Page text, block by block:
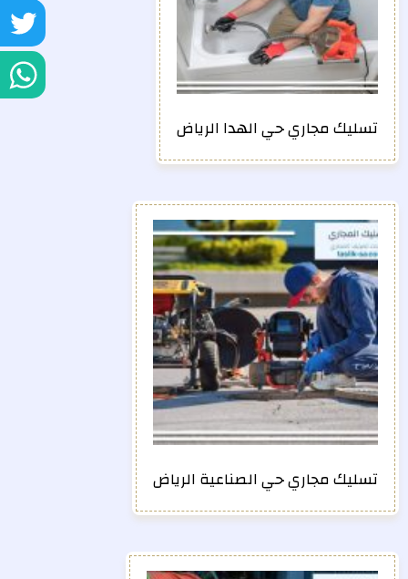
تسليك مجاري حي الهدا الرياض
تسليك مجاري حي الصناعية الرياض